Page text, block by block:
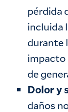
pérdida
incluida
durante
impacto
de
Dolor y
daños